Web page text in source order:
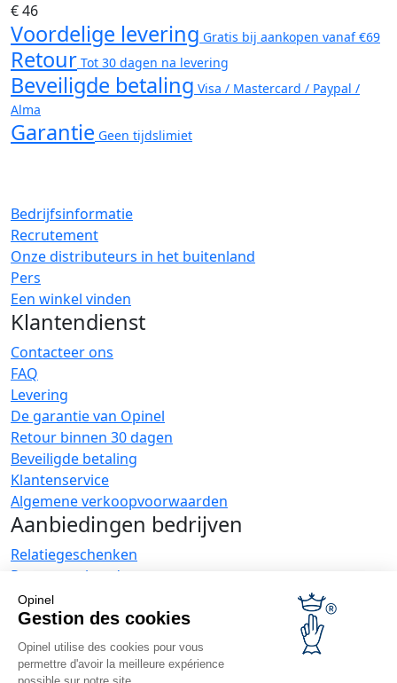
Opinel
Gestion des cookies
Opinel utilise des cookies pour vous
permettre d'avoir la meilleure expérience
possible sur notre site.
€ 46
Voordelige levering Gratis bij aankopen vanaf €69
Retour Tot 30 dagen na levering
Beveiligde betaling Visa / Mastercard / Paypal /
Alma
Garantie Geen tijdslimiet
Bedrijfsinformatie
Recrutement
Onze distributeurs in het buitenland
Pers
Een winkel vinden
Klantendienst
Contacteer ons
FAQ
Levering
De garantie van Opinel
Retour binnen 30 dagen
Beveiligde betaling
Klantenservice
Algemene verkoopvoorwaarden
Aanbiedingen bedrijven
Relatiegeschenken
Restauranthouders
Opinel Nieuws
Ontvang nieuwtjes
Vind ons